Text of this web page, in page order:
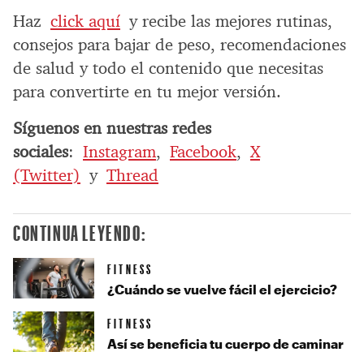
Haz click aquí y recibe las mejores rutinas,
consejos para bajar de peso, recomendaciones
de salud y todo el contenido que necesitas
para convertirte en tu mejor versión.
Síguenos en nuestras redes
sociales: Instagram, Facebook,X
(Twitter) y Thread
CONTINUA LEYENDO:
FITNESS
¿Cuándo se vuelve fácil el ejercicio?
FITNESS
Así se beneficia tu cuerpo de caminar